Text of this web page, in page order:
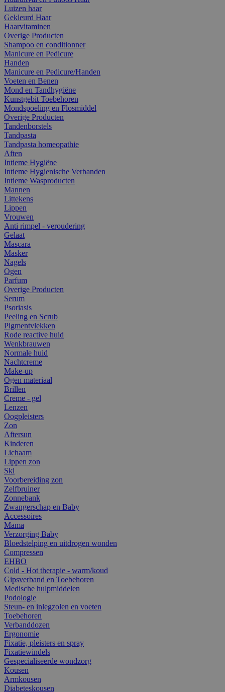
Luizen haar
Gekleurd Haar
Haarvitaminen
Overige Producten
Shampoo en conditionner
Manicure en Pedicure
Handen
Manicure en Pedicure/Handen
Voeten en Benen
Mond en Tandhygiëne
Kunstgebit Toebehoren
Mondspoeling en Flosmiddel
Overige Producten
Tandenborstels
Tandpasta
Tandpasta homeopathie
Aften
Intieme Hygiëne
Intieme Hygienische Verbanden
Intieme Wasproducten
Mannen
Littekens
Lippen
Vrouwen
Anti rimpel - veroudering
Gelaat
Mascara
Masker
Nagels
Ogen
Parfum
Overige Producten
Serum
Psoriasis
Peeling en Scrub
Pigmentvlekken
Rode reactive huid
Wenkbrauwen
Normale huid
Nachtcreme
Make-up
Ogen materiaal
Brillen
Creme - gel
Lenzen
Oogpleisters
Zon
Aftersun
Kinderen
Lichaam
Lippen zon
Ski
Voorbereiding zon
Zelfbruiner
Zonnebank
Zwangerschap en Baby
Accessoires
Mama
Verzorging Baby
Bloedstelping en uitdrogen wonden
Compressen
EHBO
Cold - Hot therapie - warm/koud
Gipsverband en Toebehoren
Medische hulpmiddelen
Podologie
Steun- en inlegzolen en voeten
Toebehoren
Verbanddozen
Ergonomie
Fixatie, pleisters en spray
Fixatiewindels
Gespecialiseerde wondzorg
Kousen
Armkousen
Diabeteskousen